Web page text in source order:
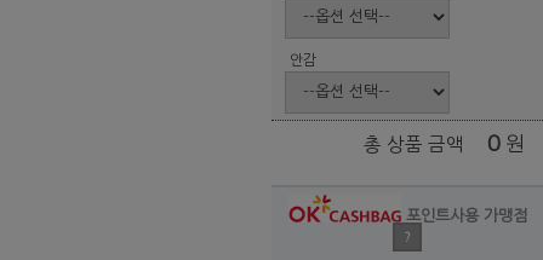
안감
총 상품 금액 0 원
포인트사용 가맹점
?